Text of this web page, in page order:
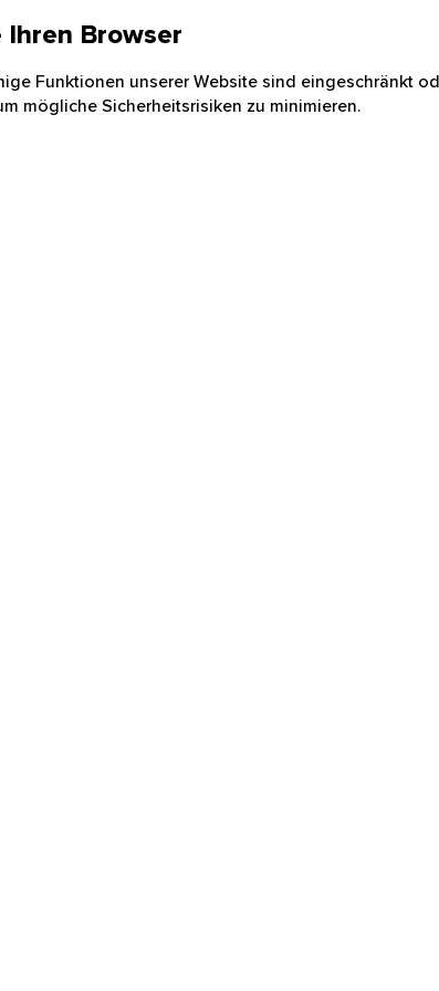
Browser
Funktionen unserer Website sind eingeschränkt
mögliche Sicherheitsrisiken zu minimieren.